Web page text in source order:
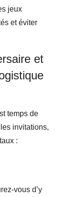
jeux
et éviter
et
temps de
invitations,
:
vous d’y